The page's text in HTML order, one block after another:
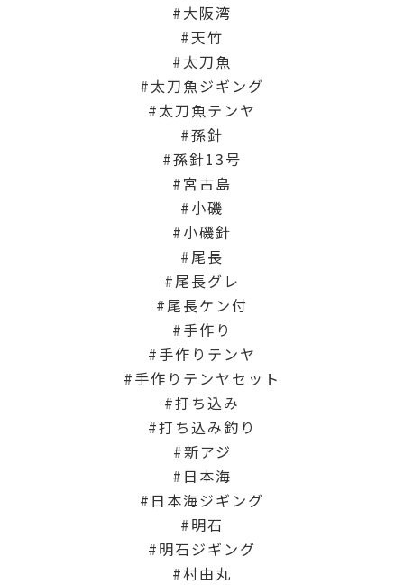
大阪湾
天竹
太刀魚
太刀魚ジギング
太刀魚テンヤ
孫針
孫針13号
宮古島
小磯
小磯針
尾長
尾長グレ
尾長ケン付
手作り
手作りテンヤ
手作りテンヤセット
打ち込み
打ち込み釣り
新アジ
日本海
日本海ジギング
明石
明石ジギング
村由丸